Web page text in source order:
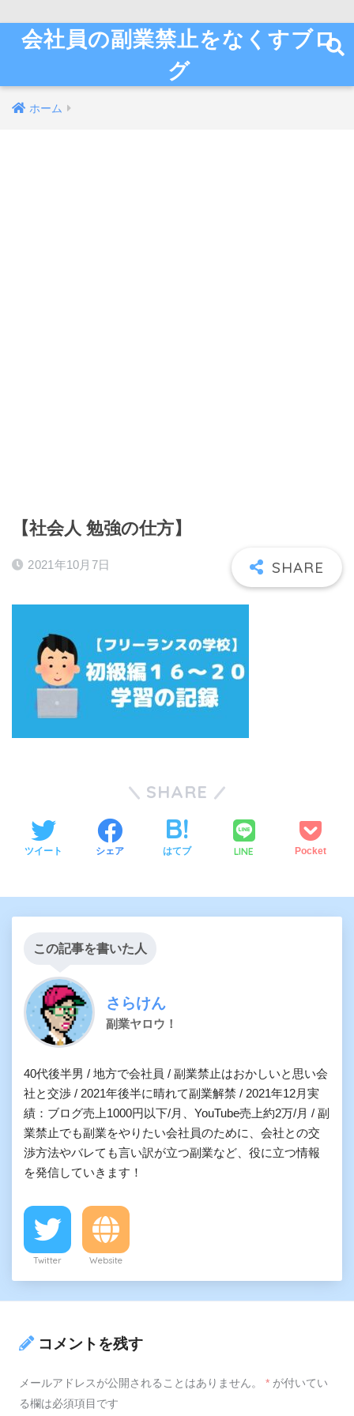
会社員の副業禁止をなくすブロ
グ
ホーム
【社会人 勉強の仕方】
2021年10月7日
SHARE
ツイート シェア はてブ LINE Pocket
この記事を書いた人
さらけん
副業ヤロウ！
40代後半男 / 地方で会社員 / 副業禁止はおかしいと思い会
社と交渉 / 2021年後半に晴れて副業解禁 / 2021年12月実
績：ブログ売上1000円以下/月、YouTube売上約2万/月 / 副
業禁止でも副業をやりたい会社員のために、会社との交
渉方法やバレても言い訳が立つ副業など、役に立つ情報
を発信していきます！
Twitter Website
コメントを残す
メールアドレスが公開されることはありません。 * が付いてい
る欄は必須項目です